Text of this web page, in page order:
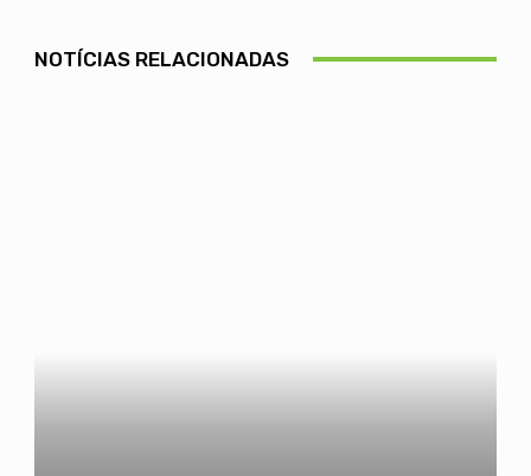
NOTÍCIAS RELACIONADAS